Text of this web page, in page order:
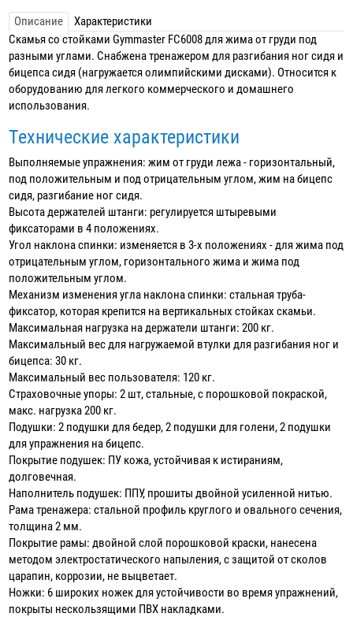
Описание
Характеристики
Скамья со стойками Gymmaster FC6008 для жима от груди под
разными углами. Снабжена тренажером для разгибания ног сидя и
бицепса сидя (нагружается олимпийскими дисками). Относится к
оборудованию для легкого коммерческого и домашнего
использования.
Технические характеристики
Выполняемые упражнения: жим от груди лежа - горизонтальный,
под положительным и под отрицательным углом, жим на бицепс
сидя, разгибание ног сидя.
Высота держателей штанги: регулируется штыревыми
фиксаторами в 4 положениях.
Угол наклона спинки: изменяется в 3-х положениях - для жима под
отрицательным углом, горизонтального жима и жима под
положительным углом.
Механизм изменения угла наклона спинки: стальная труба-
фиксатор, которая крепится на вертикальных стойках скамьи.
Максимальная нагрузка на держатели штанги: 200 кг.
Максимальный вес для нагружаемой втулки для разгибания ног и
бицепса: 30 кг.
Максимальный вес пользователя: 120 кг.
Страховочные упоры: 2 шт, стальные, с порошковой покраской,
макс. нагрузка 200 кг.
Подушки: 2 подушки для бедер, 2 подушки для голени, 2 подушки
для упражнения на бицепс.
Покрытие подушек: ПУ кожа, устойчивая к истираниям,
долговечная.
Наполнитель подушек: ППУ, прошиты двойной усиленной нитью.
Рама тренажера: стальной профиль круглого и овального сечения,
толщина 2 мм.
Покрытие рамы: двойной слой порошковой краски, нанесена
методом электростатического напыления, с защитой от сколов
царапин, коррозии, не выцветает.
Ножки: 6 широких ножек для устойчивости во время упражнений,
покрыты нескользящими ПВХ накладками.